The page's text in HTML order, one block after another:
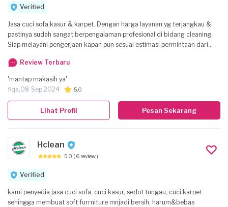
Verified
Jasa cuci sofa,kasur & karpet. Dengan harga layanan yg terjangkau &
pastinya sudah sangat berpengalaman profesional di bidang cleaning.
Siap melayani pengerjaan kapan pun sesuai estimasi permintaan dari
wilayah SE-JABODETABEK, Insyaallah amanah & terpercaya,karna
kepuasan anda adalah prioritas utama kami.
Review Terbaru
'mantap makasih ya'
fiqa,08 Sep 2024 5,0
Pesan Sekarang
Lihat Profil
Hclean
5.0 ( 6 review )
Verified
kami penyedia jasa cuci sofa, cuci kasur, sedot tungau, cuci karpet
sehingga membuat soft furrniture mnjadi bersih, harum&bebas